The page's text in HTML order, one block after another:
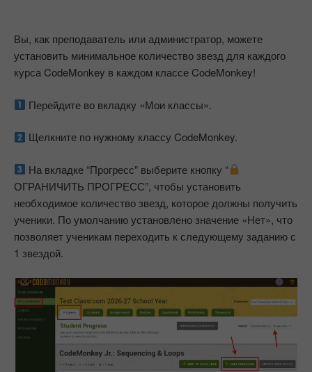
Вы, как преподаватель или администратор, можете
установить минимальное количество звезд для каждого
курса CodeMonkey в каждом классе CodeMonkey!
Перейдите во вкладку «Мои классы».
Щелкните по нужному классу CodeMonkey.
На вкладке “Прогресс” выберите кнопку “
ОГРАНИЧИТЬ ПРОГРЕСС”, чтобы установить
необходимое количество звезд, которое должны получить
ученики. По умолчанию установлено значение «Нет», что
позволяет ученикам переходить к следующему заданию с
1 звездой.